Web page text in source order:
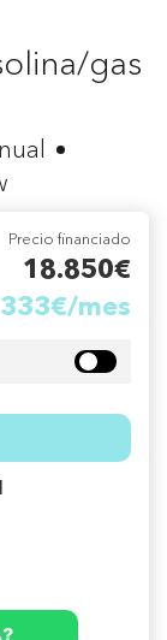
gas
Precio financiado
18.850€
333€/mes